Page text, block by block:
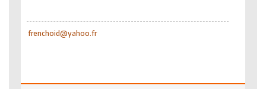
frenchoid@yahoo.fr